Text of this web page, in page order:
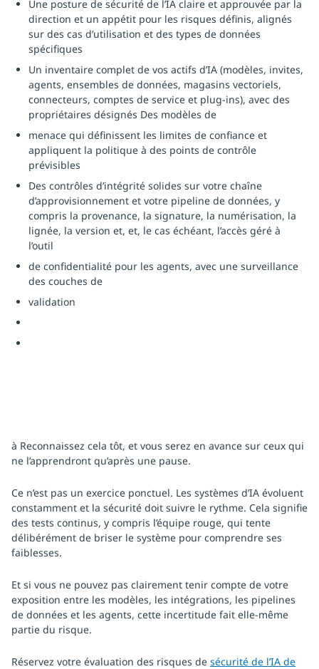
Une posture de sécurité de l’IA claire et approuvée par la
direction et un appétit pour les risques définis, alignés
sur des cas d’utilisation et des types de données
spécifiques
Un inventaire complet de vos actifs d’IA (modèles, invites,
agents, ensembles de données, magasins vectoriels,
connecteurs, comptes de service et plug-ins), avec des
propriétaires désignés Des modèles de
menace qui définissent les limites de confiance et
appliquent la politique à des points de contrôle
prévisibles
Des contrôles d’intégrité solides sur votre chaîne
d’approvisionnement et votre pipeline de données, y
compris la provenance, la signature, la numérisation, la
lignée, la version et, et, le cas échéant, l’accès géré à
l’outil
de confidentialité pour les agents, avec une surveillance
des couches de
validation
à Reconnaissez cela tôt, et vous serez en avance sur ceux qui
ne l’apprendront qu’après une pause.
Ce n’est pas un exercice ponctuel. Les systèmes d’IA évoluent
constamment et la sécurité doit suivre le rythme. Cela signifie
des tests continus, y compris l’équipe rouge, qui tente
délibérément de briser le système pour comprendre ses
faiblesses.
Et si vous ne pouvez pas clairement tenir compte de votre
exposition entre les modèles, les intégrations, les pipelines
de données et les agents, cette incertitude fait elle-même
partie du risque.
Réservez votre évaluation des risques de sécurité de l’IA de